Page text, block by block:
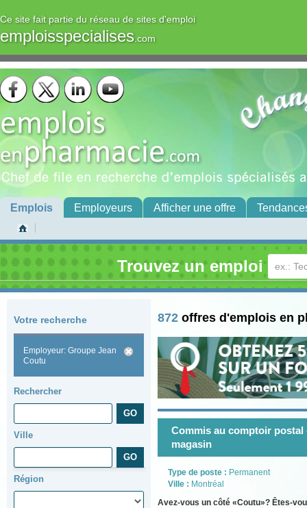
Ce site fait partie du réseau de sites d'emploi
emploisspecialises.com
Emplois Employeurs Afficher une offre
Trouvez un emploi
Votre recherche
Employeur: Groupe Jean
Coutu
Rechercher
Ville
Région
872 offres d'emplois en
Commis au comptoir postal
magasin
Type de poste : Permanent
Ville : Montréal
Avez-vous un côté «Coutu»? Êtes-